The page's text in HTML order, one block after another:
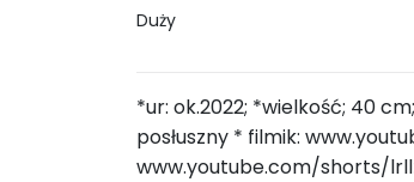
Duży
*ur: ok.2022; *wielkość; 40
posłuszny * filmik:
www.youtube.com/shorts/